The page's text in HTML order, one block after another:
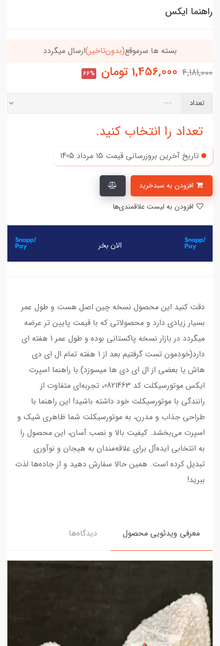
راهنما ایکس
خریدتو به5میلیون برسون،ارسالت‌رایگانه
4,181,000
1,456,000 تومان 66%
تعداد
تعداد را انتخاب کنید.
تاریخ آخرین بروزرسانی قیمت 15 مرداد 1405
دقت کنید این محصول نسخه‌ چین اصل هست و طول عمر
بسیار زیادی دارد و محصولاتی که با قیمت پایین تر عرضه
میگردد در بازار نسخه پاکستانی بوده و طول عمر 1 هفته ای
دارد(خودمون تست گرفتیم بعد از 1 هفته تمام ال ای دی
هاش یا بعضی از ال ای دی ها میسوزد).با راهنما اسپرت
ایکس موتورسیکلت کد 0821463، تجربه‌ای متفاوت از
رانندگی با موتورسیکلت خود داشته باشید! این راهنما با
طراحی جذاب و مدرن، به موتورسیکلت شما ظاهری شیک و
اسپرت می‌بخشد. کیفیت بالا و نصب آسان، این محصول را
به انتخابی ایده‌آل برای علاقه‌مندان به هیجان و نوآوری
تبدیل کرده است. همین حالا سفارش دهید و از جاده‌ها لذت
ببرید!
معرفی ویدئویی محصول دیدگاه‌ها